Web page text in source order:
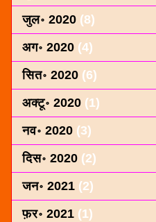
जुल॰ 2020 (8)
अग॰ 2020 (4)
सित॰ 2020 (6)
अक्टू॰ 2020 (1)
नव॰ 2020 (3)
दिस॰ 2020 (2)
जन॰ 2021 (2)
फ़र॰ 2021 (1)